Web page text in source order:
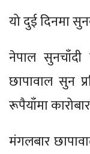
यो दुई दिनमा
नेपाल
छापावाल सुन
रूपैयाँमा
मंगलबार